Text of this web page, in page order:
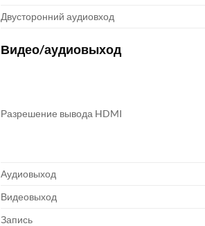
Двусторонний аудиовход
Видео/аудиовыход
Разрешение вывода HDMI
Аудиовыход
Видеовыход
Запись